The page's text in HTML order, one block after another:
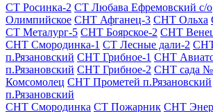
СТ Росинка-2 СТ Любава Ефремовский с/о
Олимпийское СНТ Афганец-3 СНТ Ольха
СТ Металург-5 СНТ Боярское-2 СНТ
СНТ Смородинка-1 СТ Лесные дали-2
п.Рязановский СНТ Грибное-1 СНТ
п.Рязановский СНТ Грибное-2 СНТ сада
Комсомолец СНТ Прометей п.Рязановский
п.Рязановский
СНТ Смородинка СТ Пожарник СНТ